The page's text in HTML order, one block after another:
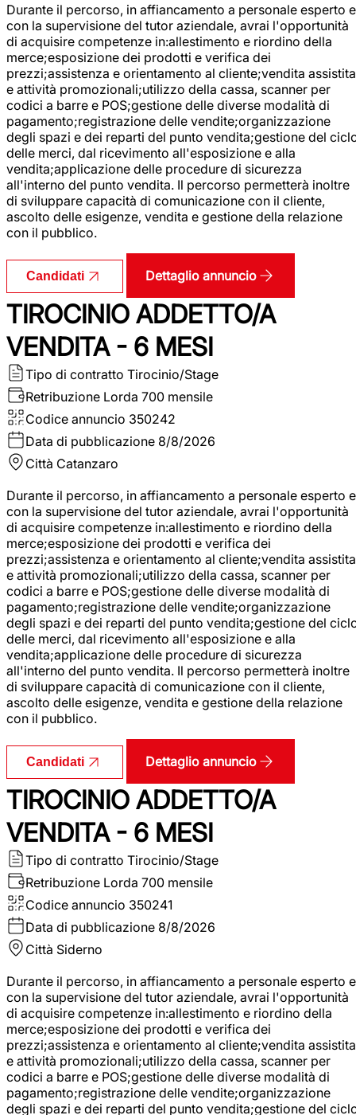
Durante il percorso, in affiancamento a personale esperto e
con la supervisione del tutor aziendale, avrai l'opportunità
di acquisire competenze in:allestimento e riordino della
merce;esposizione dei prodotti e verifica dei
prezzi;assistenza e orientamento al cliente;vendita assistita
e attività promozionali;utilizzo della cassa, scanner per
codici a barre e POS;gestione delle diverse modalità di
pagamento;registrazione delle vendite;organizzazione
degli spazi e dei reparti del punto vendita;gestione del
delle merci, dal ricevimento all'esposizione e alla
vendita;applicazione delle procedure di sicurezza
all'interno del punto vendita. Il percorso permetterà inoltre
di sviluppare capacità di comunicazione con il cliente,
ascolto delle esigenze, vendita e gestione della relazione
con il pubblico.
Candidati Dettaglio annuncio
TIROCINIO ADDETTO/A
VENDITA - 6 MESI
Tipo di contratto Tirocinio/Stage
Retribuzione Lorda 700 mensile
Codice annuncio 350242
Data di pubblicazione 8/8/2026
Città Catanzaro
Durante il percorso, in affiancamento a personale esperto e
con la supervisione del tutor aziendale, avrai l'opportunità
di acquisire competenze in:allestimento e riordino della
merce;esposizione dei prodotti e verifica dei
prezzi;assistenza e orientamento al cliente;vendita assistita
e attività promozionali;utilizzo della cassa, scanner per
codici a barre e POS;gestione delle diverse modalità di
pagamento;registrazione delle vendite;organizzazione
degli spazi e dei reparti del punto vendita;gestione del
delle merci, dal ricevimento all'esposizione e alla
vendita;applicazione delle procedure di sicurezza
all'interno del punto vendita. Il percorso permetterà inoltre
di sviluppare capacità di comunicazione con il cliente,
ascolto delle esigenze, vendita e gestione della relazione
con il pubblico.
Candidati Dettaglio annuncio
TIROCINIO ADDETTO/A
VENDITA - 6 MESI
Tipo di contratto Tirocinio/Stage
Retribuzione Lorda 700 mensile
Codice annuncio 350241
Data di pubblicazione 8/8/2026
Città Siderno
Durante il percorso, in affiancamento a personale esperto e
con la supervisione del tutor aziendale, avrai l'opportunità
di acquisire competenze in:allestimento e riordino della
merce;esposizione dei prodotti e verifica dei
prezzi;assistenza e orientamento al cliente;vendita assistita
e attività promozionali;utilizzo della cassa, scanner per
codici a barre e POS;gestione delle diverse modalità di
pagamento;registrazione delle vendite;organizzazione
degli spazi e dei reparti del punto vendita;gestione del